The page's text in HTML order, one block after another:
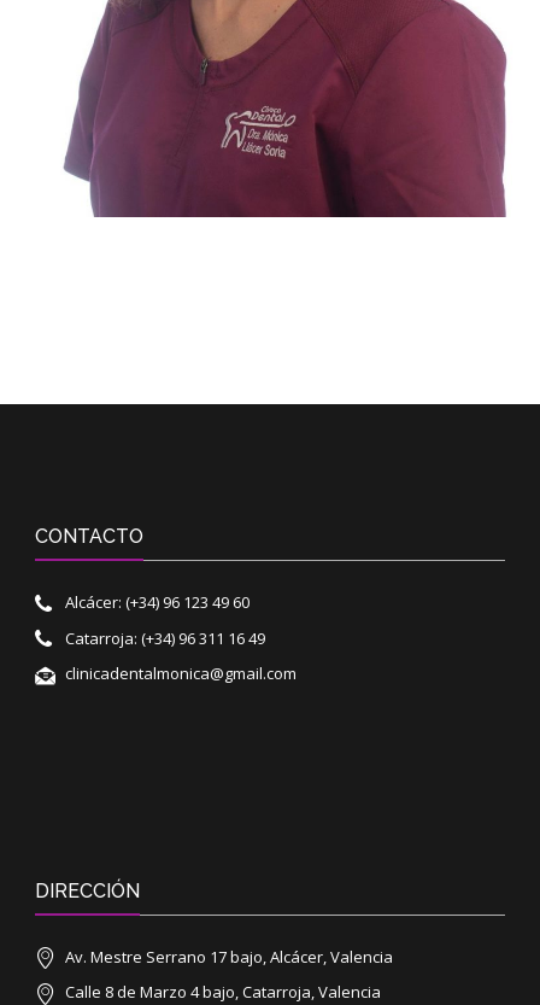
CONTACTO
Alcácer: (+34) 96 123 49 60
Catarroja: (+34) 96 311 16 49
clinicadentalmonica@gmail.com
DIRECCIÓN
Av. Mestre Serrano 17 bajo, Alcácer, Valencia
Calle 8 de Marzo 4 bajo, Catarroja, Valencia